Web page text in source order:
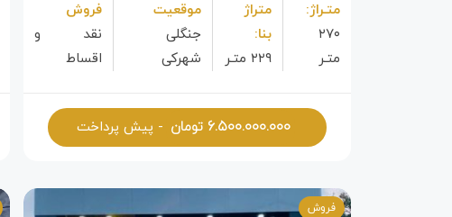
متـراژ:
۲۷۰
متـر
متراژ
بنا:
۲۲۹ متـر
موقعیت
جنگلی
شهرکی
فروش
نقد و
اقساط
۶.۵۰۰.۰۰۰.۰۰۰ تومان - پیش پرداخت
فروش